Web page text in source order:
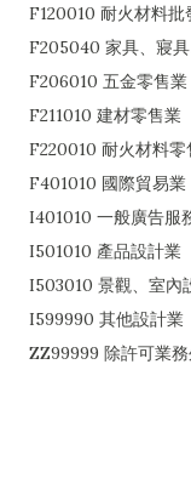
F120010 耐火材料批
F205040 家具、寢
F206010 五金零售業
F211010 建材零售業
F220010 耐火材料零
F401010 國際貿易業
I401010 一般廣告服
I501010 產品設計業
I503010 景觀、室內
I599990 其他設計業
ZZ99999 除許可業